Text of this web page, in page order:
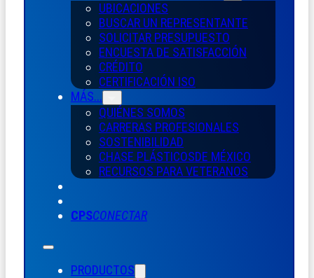
UBICACIONES
BUSCAR UN REPRESENTANTE
SOLICITAR PRESUPUESTO
ENCUESTA DE SATISFACCIÓN
CRÉDITO
CERTIFICACIÓN ISO
MÁS...
QUIÉNES SOMOS
CARRERAS PROFESIONALES
SOSTENIBILIDAD
CHASE PLÁSTICOSDE MÉXICO
RECURSOS PARA VETERANOS
CPSCONECTAR
PRODUCTOS